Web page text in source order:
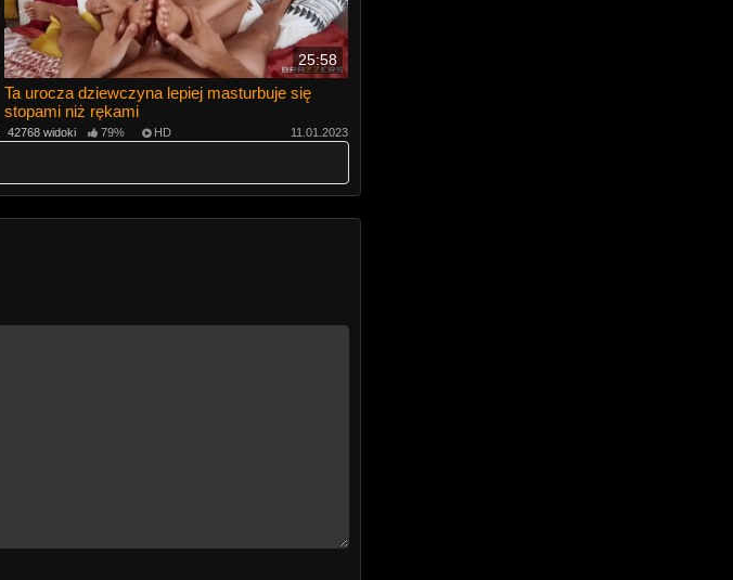
25:58
Ta urocza dziewczyna lepiej masturbuje się
stopami niż rękami
42768 widoki 79% HD 11.01.2023